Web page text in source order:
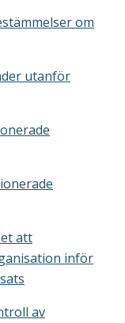
om
utanför
att
inför
av